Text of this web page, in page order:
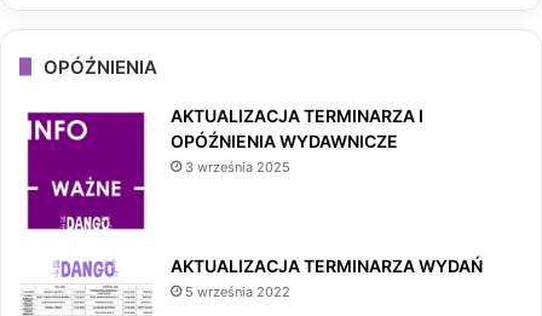
OPÓŹNIENIA
AKTUALIZACJA TERMINARZA I
OPÓŹNIENIA WYDAWNICZE
3 września 2025
AKTUALIZACJA TERMINARZA WYDAŃ
5 września 2022